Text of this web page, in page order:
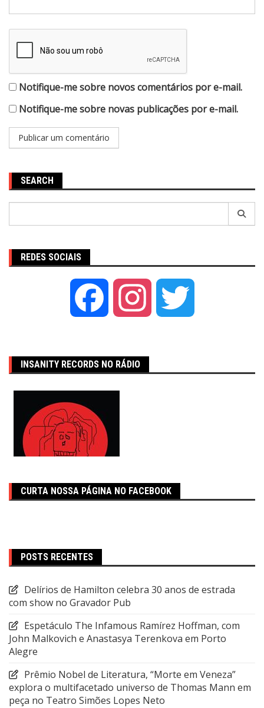
Notifique-me sobre novos comentários por e-mail.
Notifique-me sobre novas publicações por e-mail.
SEARCH
REDES SOCIAIS
Facebook Instagram
INSANITY RECORDS NO RÁDIO
CURTA NOSSA PÁGINA NO FACEBOOK
POSTS RECENTES
Delírios de Hamilton celebra 30 anos de estrada
com show no Gravador Pub
Espetáculo The Infamous Ramírez Hoffman, com
John Malkovich e Anastasya Terenkova em Porto
Alegre
Prêmio Nobel de Literatura, “Morte em Veneza”
explora o multifacetado universo de Thomas Mann em
peça no Teatro Simões Lopes Neto